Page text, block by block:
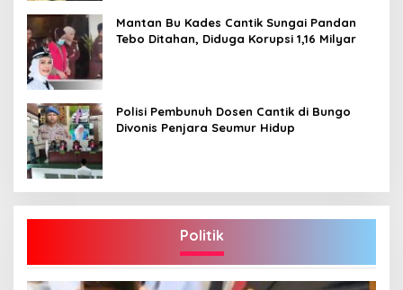
Mantan Bu Kades Cantik Sungai Pandan
Tebo Ditahan, Diduga Korupsi 1,16 Milyar
Polisi Pembunuh Dosen Cantik di Bungo
Divonis Penjara Seumur Hidup
Politik